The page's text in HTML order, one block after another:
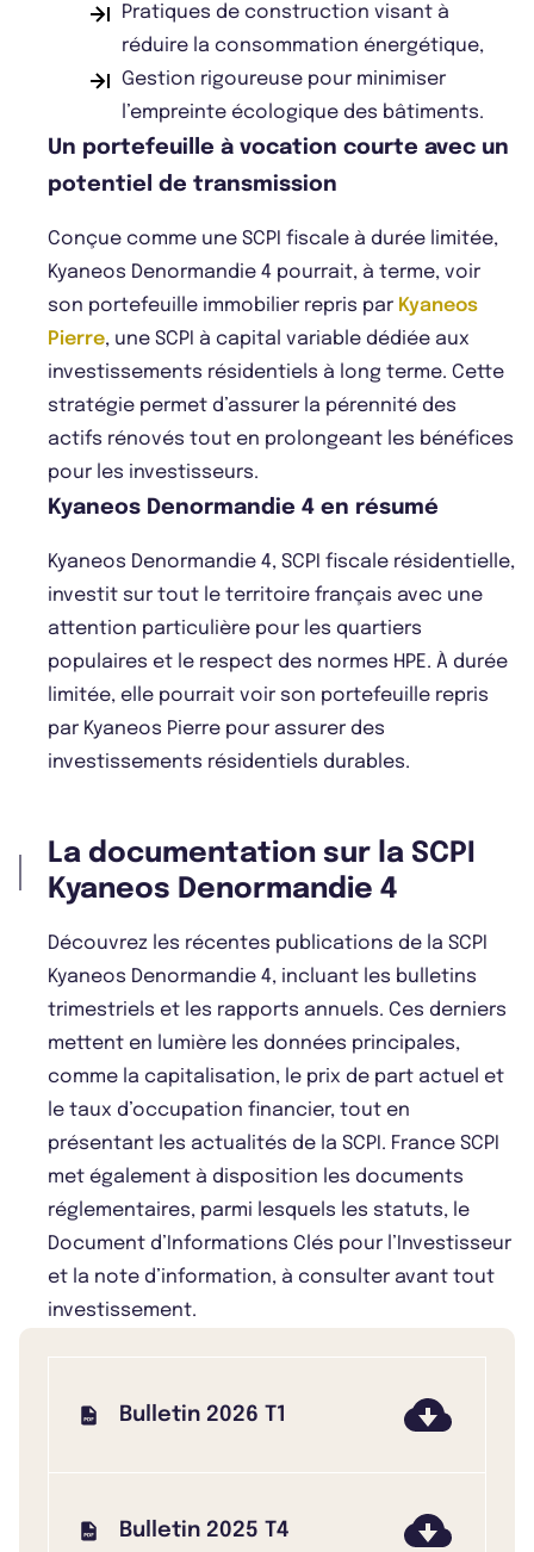
Pratiques de construction visant à
réduire la consommation énergétique,
Gestion rigoureuse pour minimiser
l’empreinte écologique des bâtiments.
Un portefeuille à vocation courte avec un
potentiel de transmission
Conçue comme une SCPI fiscale à durée limitée,
Kyaneos Denormandie 4 pourrait, à terme, voir
son portefeuille immobilier repris par Kyaneos
Pierre, une SCPI à capital variable dédiée aux
investissements résidentiels à long terme. Cette
stratégie permet d’assurer la pérennité des
actifs rénovés tout en prolongeant les bénéfices
pour les investisseurs.
Kyaneos Denormandie 4 en résumé
Kyaneos Denormandie 4, SCPI fiscale résidentielle,
investit sur tout le territoire français avec une
attention particulière pour les quartiers
populaires et le respect des normes HPE. À durée
limitée, elle pourrait voir son portefeuille repris
par Kyaneos Pierre pour assurer des
investissements résidentiels durables.
La documentation sur la SCPI
Kyaneos Denormandie 4
Découvrez les récentes publications de la SCPI
Kyaneos Denormandie 4, incluant les bulletins
trimestriels et les rapports annuels. Ces derniers
mettent en lumière les données principales,
comme la capitalisation, le prix de part actuel et
le taux d’occupation financier, tout en
présentant les actualités de la SCPI. France SCPI
met également à disposition les documents
réglementaires, parmi lesquels les statuts, le
Document d’Informations Clés pour l’Investisseur
et la note d’information, à consulter avant tout
investissement.
Bulletin 2026 T1
Bulletin 2025 T4